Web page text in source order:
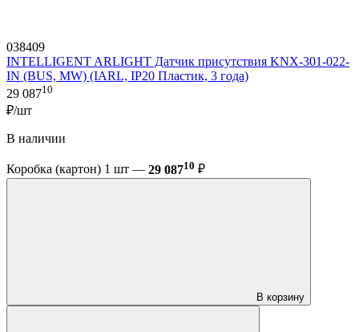
038409
INTELLIGENT ARLIGHT Датчик присутствия KNX-301-022-
IN (BUS, MW) (IARL, IP20 Пластик, 3 года)
29 08710
₽/шт
В наличии
Коробка (картон) 1 шт — 29 08710 ₽
В корзину